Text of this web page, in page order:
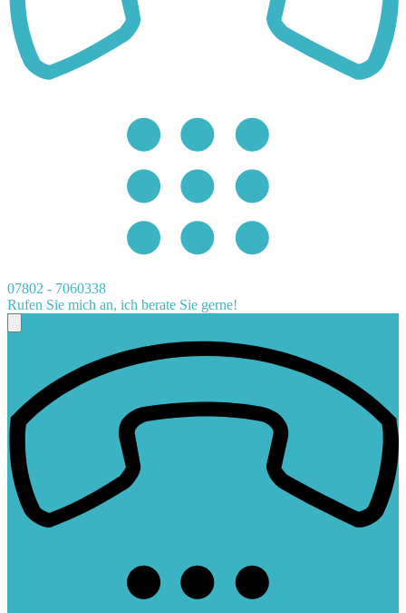
07802 - 7060338
Rufen Sie mich an, ich berate Sie gerne!